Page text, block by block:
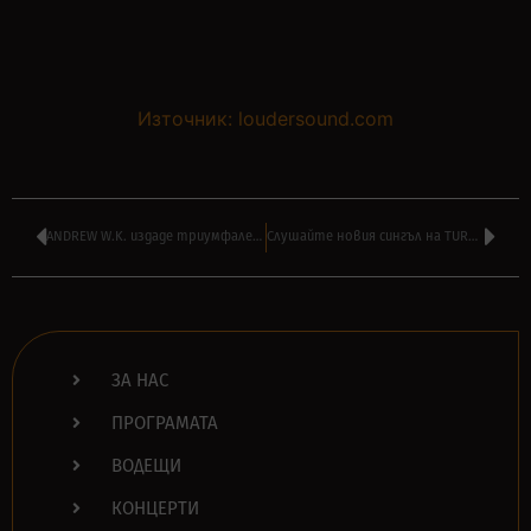
Източник: loudersound.com
ANDREW W.K. издаде триумфален нов сингъл ‘Everybody Sins’ Слушайте новия сингъл на TURNSTILE – ‘Alien Love Call’
ЗА НАС
ПРОГРАМАТА
ВОДЕЩИ
КОНЦЕРТИ